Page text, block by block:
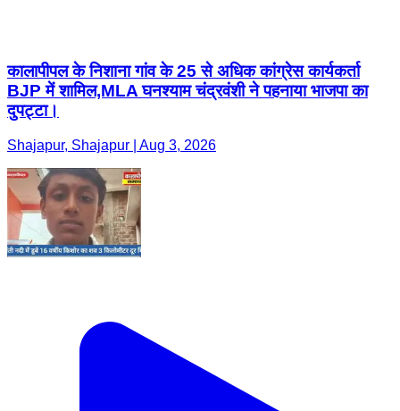
कालापीपल के निशाना गांव के 25 से अधिक कांग्रेस कार्यकर्ता
BJP में शामिल,MLA घनश्याम चंद्रवंशी ने पहनाया भाजपा का
दुपट्टा।
Shajapur, Shajapur | Aug 3, 2026